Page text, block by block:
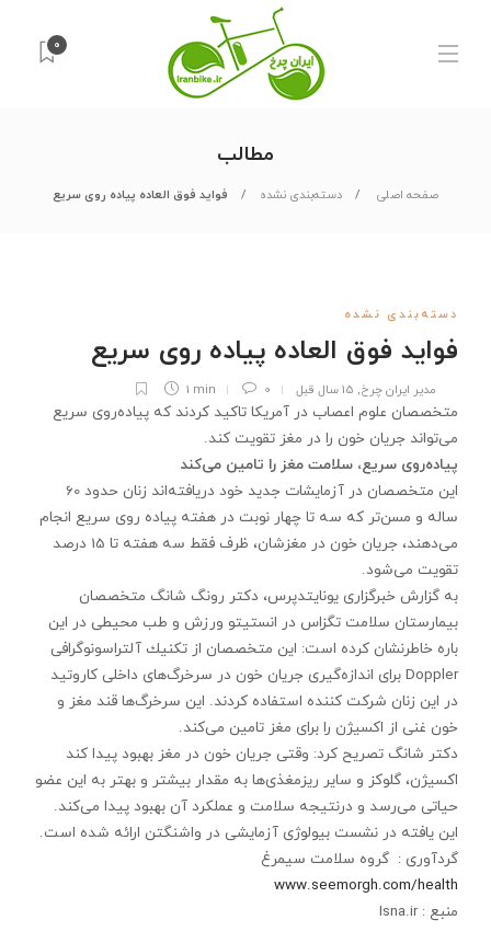
0
مطالب
صفحه اصلی دسته‌بندی نشده فواید فوق العاده پیاده روی سریع
دسته‌بندی نشده
فواید فوق العاده پیاده روی سریع
مدیر ایران چرخ, 15 سال قبل 0
1 min
متخصصان علوم اعصاب در آمریكا تاكید كردند كه پیاده‌روی سریع
می‌تواند جریان خون را در مغز تقویت كند.
پیاده‌روی سریع، سلامت مغز را تامین می‌كند
این متخصصان در آزمایشات جدید خود دریافته‌اند زنان حدود 60
ساله و مسن‌تر كه سه تا چهار نوبت در هفته پیاده روی سریع انجام
می‌دهند، جریان خون در مغزشان، ظرف فقط سه هفته تا 15 درصد
تقویت می‌شود.
به گزارش خبرگزاری یونایتدپرس، دكتر رونگ شانگ متخصصان
بیمارستان سلامت تگزاس در انستیتو ورزش و طب محیطی در این
باره خاطرنشان كرده است: این متخصصان از تكنیك آلتراسونوگرافی
Doppler برای اندازه‌گیری جریان خون در سرخرگ‌های داخلی كاروتید
در این زنان شركت كننده استفاده كردند. این سرخرگ‌ها قند مغز و
خون غنی از اكسیژن را برای مغز تامین می‌كند.
دكتر شانگ تصریح كرد: وقتی جریان خون در مغز بهبود پیدا كند
اكسیژن، گلوكز و سایر ریزمغذی‌ها به مقدار بیشتر و بهتر به این عضو
حیاتی می‌رسد و درنتیجه سلامت و عملكرد آن بهبود پیدا می‌كند.
این یافته در نشست بیولوژی آزمایشی در واشنگتن ارائه شده است.
گردآوری : گروه سلامت سیمرغ
www.seemorgh.com/health
منبع : Isna.ir